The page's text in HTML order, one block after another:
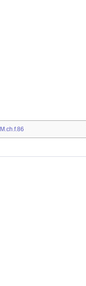
M.ch.f.86